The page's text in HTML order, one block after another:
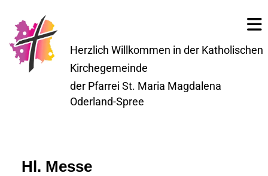
Herzlich Willkommen in der Katholischen
Kirchegemeinde
der Pfarrei St. Maria Magdalena
Oderland-Spree
Hl. Messe